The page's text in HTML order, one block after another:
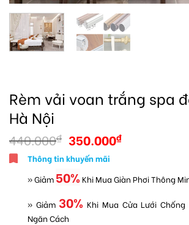
Rèm vải voan trắng spa
Hà Nội
440.000₫ 350.000₫
Thông tin khuyến mãi
» Giảm 50% Khi Mua Giàn Phơi Thông
» Giảm 30% Khi Mua Cửa Lưới
Ngăn Cách